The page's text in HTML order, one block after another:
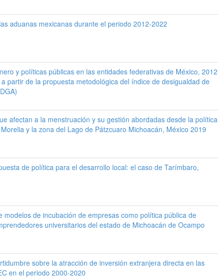
aduanas mexicanas durante el periodo 2012-2022
y políticas públicas en las entidades federativas de México, 2012
partir de la propuesta metodológica del índice de desigualdad de
afectan a la menstruación y su gestión abordadas desde la política
y la zona del Lago de Pátzcuaro Michoacán, México 2019
de política para el desarrollo local: el caso de Tarímbaro,
modelos de incubación de empresas como política pública de
universitarios del estado de Michoacán de Ocampo
sobre la atracción de inversión extranjera directa en las
en el periodo 2000-2020